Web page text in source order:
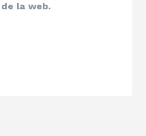
de la web.